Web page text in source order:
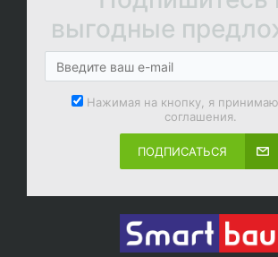
выгодные
Нажимая на кнопку, я
соглашения.
ПОДПИСАТЬСЯ